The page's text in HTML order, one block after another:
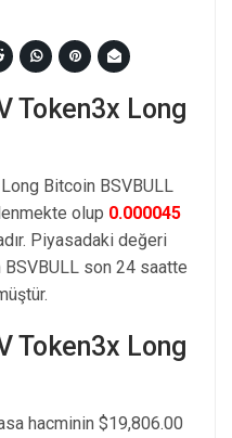
Token3x Long
Bitcoin BSVBULL
olup 0.000045
Piyasadaki değeri
BSVBULL son 24 saatte
Token3x Long
hacminin $19,806.00